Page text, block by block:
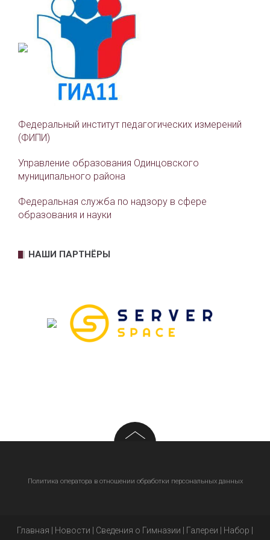
Федеральный институт педагогических измерений
(ФИПИ)
Управление образования Одинцовского
муниципального района
Федеральная служба по надзору в сфере
образования и науки
НАШИ ПАРТНЁРЫ
Политика оператора в отношении обработки персональных данных
Главная Новости Сведения о Гимназии Галереи Набор